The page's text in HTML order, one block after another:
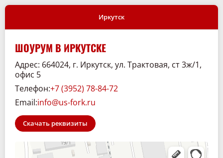
Иркутск
ШОУРУМ В ИРКУТСКЕ
Адрес: 664024, г. Иркутск, ул. Трактовая, ст 3ж/1,
офис 5
Телефон:+7 (3952) 78-84-72
Email:info@us-fork.ru
Скачать реквизиты
Склад. 38
Спецтехника и спецавтомобили в Иркутске